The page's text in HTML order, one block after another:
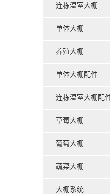
连栋温室大棚
单体大棚
养殖大棚
单体大棚配件
连栋温室大棚配
草莓大棚
葡萄大棚
蔬菜大棚
大棚系统